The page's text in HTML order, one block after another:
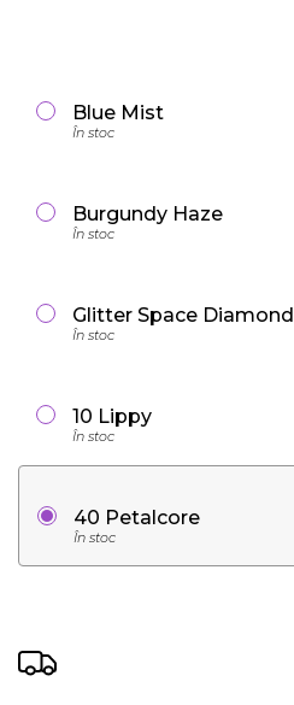
Blue Mist
În stoc
Burgundy Haze
În stoc
Glitter Space Diamond
În stoc
10 Lippy
În stoc
40 Petalcore
În stoc